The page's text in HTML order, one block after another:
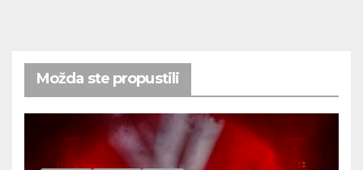
Možda ste propustili